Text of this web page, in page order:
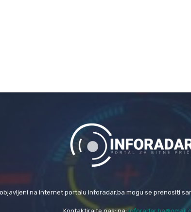
na internet portalu inforadar.ba mogu se prenositi